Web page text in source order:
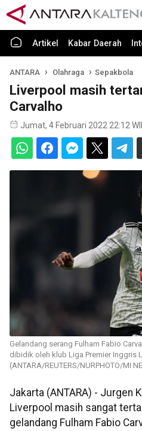
Artikel Kabar Daerah
ANTARA Olahraga Sepakbola
Liverpool masih
Carvalho
Jumat, 4 Februari 2022 22:12
Gelandang serang Fulham Fabio
dibidik oleh klub Liga Premier Inggris
(ANTARA/REUTERS/NURPHOTO/MI
Jakarta (ANTARA) - Jurgen
Liverpool masih sangat
gelandang Fulham Fabio